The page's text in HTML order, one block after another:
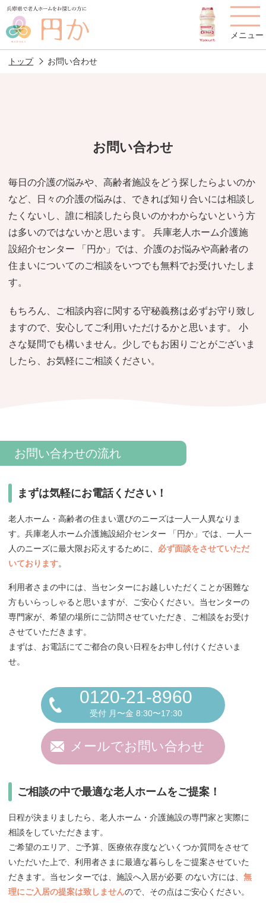
メニュー
老人ホームの種類 よくあるご質問
アクセス
相談者様の声 お役立ち情報
おすすめ施設特集
トップ お問い合わせ
お問い合わせ
毎日の介護の悩みや、高齢者施設をどう探したらよいのか
など、日々の介護の悩みは、できれば知り合いには相談し
たくないし、誰に相談したら良いのかわからないという方
は多いのではないかと思います。 兵庫老人ホーム介護施
設紹介センター 「円か」では、介護のお悩みや高齢者の
住まいについてのご相談をいつでも無料でお受けいたしま
す。
もちろん、ご相談内容に関する守秘義務は必ずお守り致し
ますので、安心してご利用いただけるかと思います。 小
さな疑問でも構いません。少しでもお困りごとがございま
したら、お気軽にご相談ください。
お問い合わせの流れ
まずは気軽にお電話ください！
老人ホーム・高齢者の住まい選びのニーズは一人一人異なりま
す。兵庫老人ホーム介護施設紹介センター 「円か」では、一人一
人のニーズに最大限お応えするために、 必ず面談をさせていただ
いております。
利用者さまの中には、当センターにお越しいただくことが困難な
方もいらっしゃると思いますが、ご安心ください。当センターの
専門家が、希望の場所にご訪問させていただき、ご相談をお受け
させていただきます。
まずは、お電話にてご都合の良い日程をお申し付けくださいま
せ。
0120-21-8960
受付 月〜金 8:30〜17:30
メールでお問い合わせ
ご相談の中で最適な老人ホームをご提案！
日程が決まりましたら、老人ホーム・介護施設の専門家と実際に
相談をしていただきます。
ご希望のエリア、ご予算、医療依存度などいくつか質問をさせて
いただいた上で、利用者さまに最適な暮らしをご提案させていた
だきます。当センターでは、施設へ入居が必要 のない方には、無
理にご入居の提案は致しませんので、その点はご安心ください。